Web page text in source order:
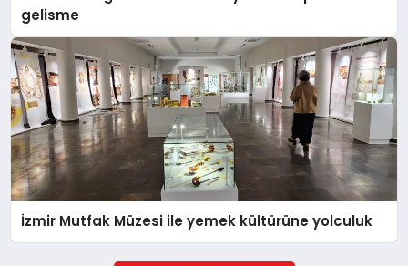
MAGAZIN
SAĞLIK
SIYASET
gelisme
İzmir Mutfak Müzesi ile yemek kültürüne yolculuk